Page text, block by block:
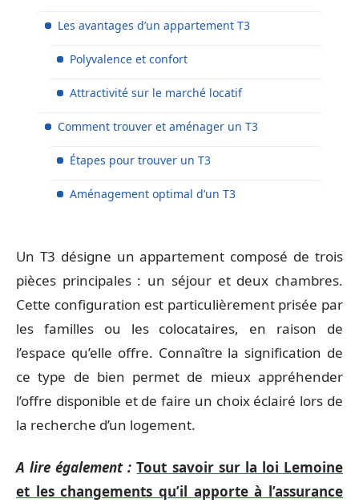
Les avantages d’un appartement T3
Polyvalence et confort
Attractivité sur le marché locatif
Comment trouver et aménager un T3
Étapes pour trouver un T3
Aménagement optimal d’un T3
Un T3 désigne un appartement composé de trois
pièces principales : un séjour et deux chambres.
Cette configuration est particulièrement prisée par
les familles ou les colocataires, en raison de
l’espace qu’elle offre. Connaître la signification de
ce type de bien permet de mieux appréhender
l’offre disponible et de faire un choix éclairé lors de
la recherche d’un logement.
A lire également : Tout savoir sur la loi Lemoine
et les changements qu’il apporte à l’assurance